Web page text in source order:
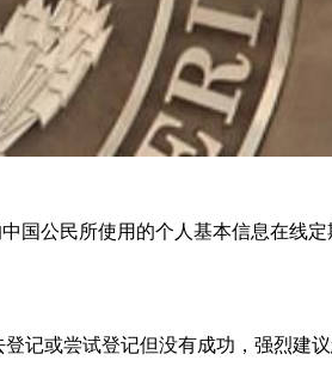
国公民所使用的个人基本信息在线
记或尝试登记但没有成功，强烈建